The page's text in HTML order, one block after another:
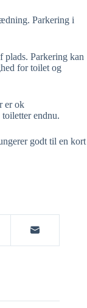
Parkering i
plads. Parkering kan
for toilet og
er ok
endnu.
godt til en kort